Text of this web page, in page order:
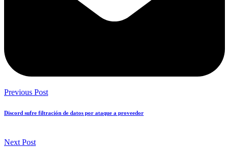
Previous Post
Discord sufre filtración de datos por ataque a proveedor
Next Post